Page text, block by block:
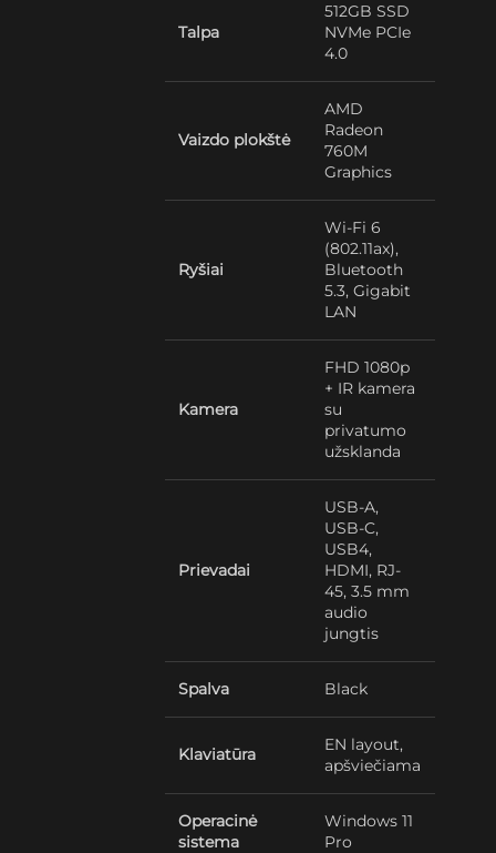
Talpa
512GB SSD
NVMe PCIe
4.0
Vaizdo plokštė
AMD
Radeon
760M
Graphics
Ryšiai
Wi-Fi 6
(802.11ax),
Bluetooth
5.3, Gigabit
LAN
Kamera
FHD 1080p
+ IR kamera
su
privatumo
užsklanda
Prievadai
USB-A,
USB-C,
USB4,
HDMI, RJ-
45, 3.5 mm
audio
jungtis
Spalva Black
Klaviatūra
EN layout,
apšviečiama
Operacinė
sistema
Windows 11
Pro